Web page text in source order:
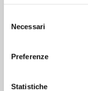
delNecessari
Preferenze
Statistiche